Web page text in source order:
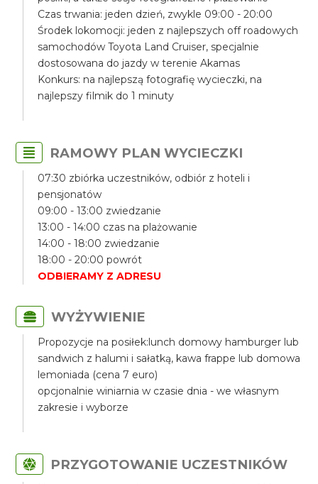
Czas trwania: jeden dzień, zwykle 09:00 - 20:00
Środek lokomocji: jeden z najlepszych off roadowych
samochodów Toyota Land Cruiser, specjalnie
dostosowana do jazdy w terenie Akamas
Konkurs: na najlepszą fotografię wycieczki, na
najlepszy filmik do 1 minuty
RAMOWY PLAN WYCIECZKI
07:30 zbiórka uczestników, odbiór z hoteli i
pensjonatów
09:00 - 13:00 zwiedzanie
13:00 - 14:00 czas na plażowanie
14:00 - 18:00 zwiedzanie
18:00 - 20:00 powrót
ODBIERAMY Z ADRESU
WYŻYWIENIE
Propozycje na posiłek:lunch domowy hamburger lub
sandwich z halumi i sałatką, kawa frappe lub domowa
lemoniada (cena 7 euro)
opcjonalnie winiarnia w czasie dnia - we własnym
zakresie i wyborze
PRZYGOTOWANIE UCZESTNIKÓW